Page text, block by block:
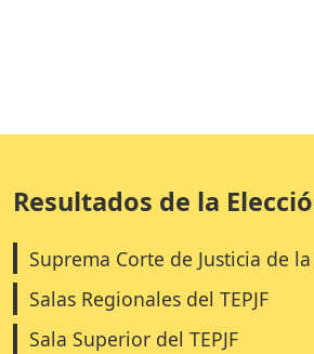
Resultados de la
Suprema Corte de Justicia de
Salas Regionales del TEPJF
Sala Superior del TEPJF